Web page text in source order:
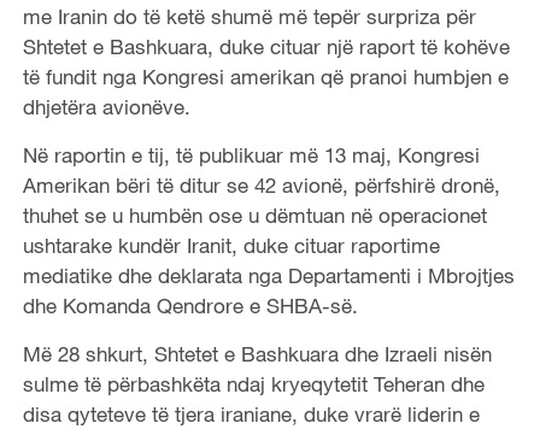
me Iranin do të ketë shumë më tepër surpriza për
Shtetet e Bashkuara, duke cituar një raport të kohëve
të fundit nga Kongresi amerikan që pranoi humbjen e
dhjetëra avionëve.
Në raportin e tij, të publikuar më 13 maj, Kongresi
Amerikan bëri të ditur se 42 avionë, përfshirë dronë,
thuhet se u humbën ose u dëmtuan në operacionet
ushtarake kundër Iranit, duke cituar raportime
mediatike dhe deklarata nga Departamenti i Mbrojtjes
dhe Komanda Qendrore e SHBA-së.
Më 28 shkurt, Shtetet e Bashkuara dhe Izraeli nisën
sulme të përbashkëta ndaj kryeqytetit Teheran dhe
disa qyteteve të tjera iraniane, duke vrarë liderin e